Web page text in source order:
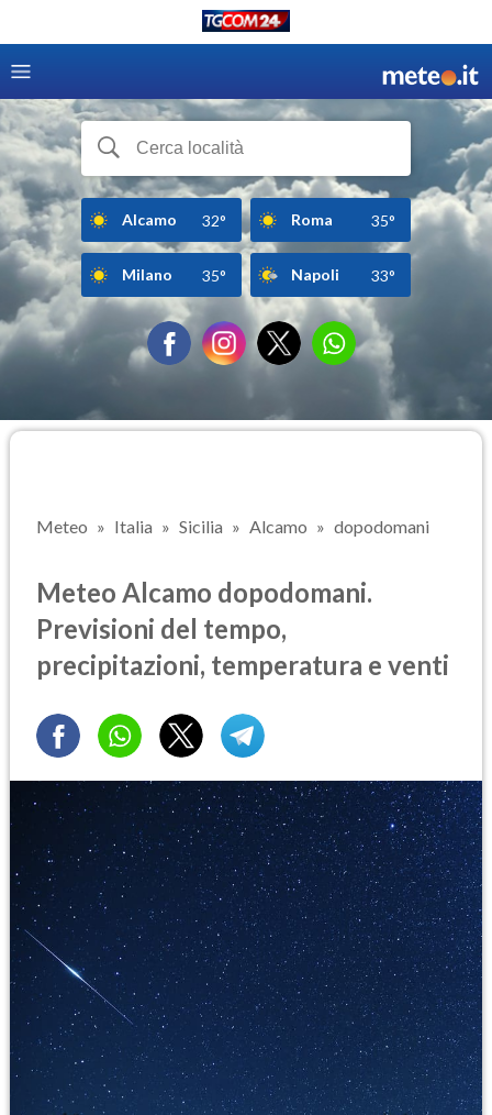
Alcamo 32° Roma 35°
Milano 35° Napoli 33°
Meteo Italia Sicilia Alcamo dopodomani
Meteo Alcamo dopodomani.
Previsioni del tempo,
precipitazioni, temperatura e venti